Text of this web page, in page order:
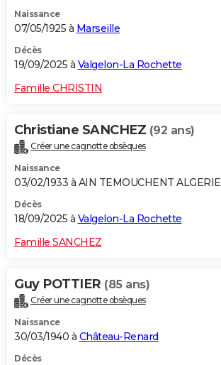
Naissance
07/05/1925 à Marseille
Décès
19/09/2025 à Valgelon-La Rochette
Famille CHRISTIN
Christiane SANCHEZ (92 ans)
Créer une cagnotte obsèques
Naissance
03/02/1933 à AIN TEMOUCHENT ALGERIE
Décès
18/09/2025 à Valgelon-La Rochette
Famille SANCHEZ
Guy POTTIER (85 ans)
Créer une cagnotte obsèques
Naissance
30/03/1940 à Château-Renard
Décès